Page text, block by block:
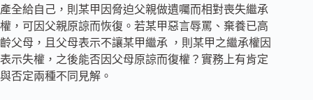
產全給自己，則某甲因脅迫父親做遺囑而相對喪失繼承
權，可因父親原諒而恢復。若某甲惡言辱罵、棄養已高
齡父母，且父母表示不讓某甲繼承 ，則某甲之繼承權因
表示失權，之後能否因父母原諒而復權？實務上有肯定
與否定兩種不同見解。